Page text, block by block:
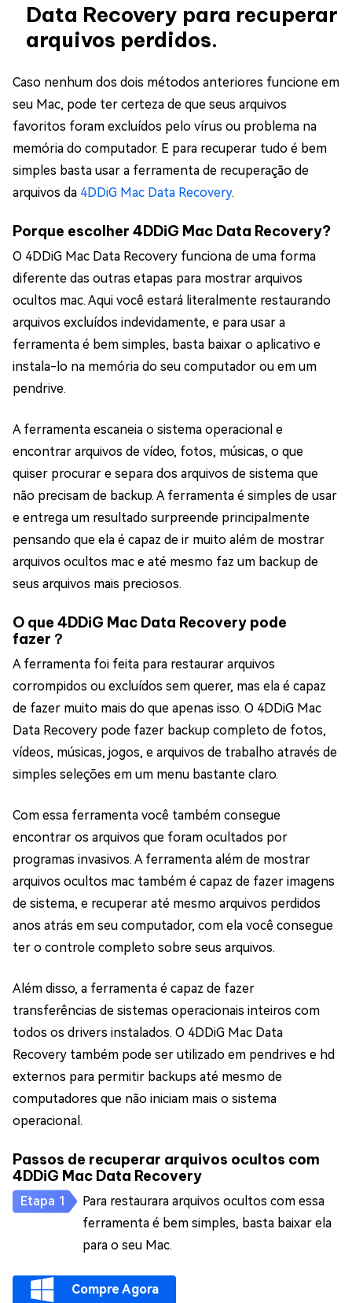
Data Recovery para recuperar
arquivos perdidos.
Caso nenhum dos dois métodos anteriores funcione em
seu Mac, pode ter certeza de que seus arquivos
favoritos foram excluídos pelo vírus ou problema na
memória do computador. E para recuperar tudo é bem
simples basta usar a ferramenta de recuperação de
arquivos da 4DDiG Mac Data Recovery.
Porque escolher 4DDiG Mac Data Recovery?
O 4DDiG Mac Data Recovery funciona de uma forma
diferente das outras etapas para mostrar arquivos
ocultos mac. Aqui você estará literalmente restaurando
arquivos excluídos indevidamente, e para usar a
ferramenta é bem simples, basta baixar o aplicativo e
instala-lo na memória do seu computador ou em um
pendrive.
A ferramenta escaneia o sistema operacional e
encontrar arquivos de vídeo, fotos, músicas, o que
quiser procurar e separa dos arquivos de sistema que
não precisam de backup. A ferramenta é simples de usar
e entrega um resultado surpreende principalmente
pensando que ela é capaz de ir muito além de mostrar
arquivos ocultos mac e até mesmo faz um backup de
seus arquivos mais preciosos.
O que 4DDiG Mac Data Recovery pode
fazer？
A ferramenta foi feita para restaurar arquivos
corrompidos ou excluídos sem querer, mas ela é capaz
de fazer muito mais do que apenas isso. O 4DDiG Mac
Data Recovery pode fazer backup completo de fotos,
vídeos, músicas, jogos, e arquivos de trabalho através de
simples seleções em um menu bastante claro.
Com essa ferramenta você também consegue
encontrar os arquivos que foram ocultados por
programas invasivos. A ferramenta além de mostrar
arquivos ocultos mac também é capaz de fazer imagens
de sistema, e recuperar até mesmo arquivos perdidos
anos atrás em seu computador, com ela você consegue
ter o controle completo sobre seus arquivos.
Além disso, a ferramenta é capaz de fazer
transferências de sistemas operacionais inteiros com
todos os drivers instalados. O 4DDiG Mac Data
Recovery também pode ser utilizado em pendrives e hd
externos para permitir backups até mesmo de
computadores que não iniciam mais o sistema
operacional.
Passos de recuperar arquivos ocultos com
4DDiG Mac Data Recovery
Para restaurara arquivos ocultos com essa
ferramenta é bem simples, basta baixar ela
para o seu Mac.
Compre Agora